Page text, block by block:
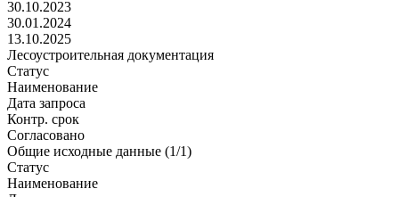
30.10.2023
30.01.2024
13.10.2025
Лесоустроительная документация
Статус
Наименование
Дата запроса
Контр. срок
Согласовано
Общие исходные данные (1/1)
Статус
Наименование